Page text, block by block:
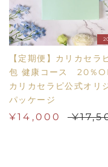
【定期便】カリカセラ
包 健康コース 20％
カリカセラピ公式オリ
パッケージ
¥14,000